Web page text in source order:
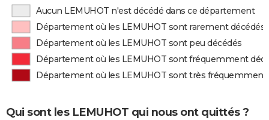
Aucun LEMUHOT n'est décédé dans ce département
Département où les LEMUHOT sont rarement décédés
Département où les LEMUHOT sont peu décédés
Département où les LEMUHOT sont fréquemment
Département où les LEMUHOT sont très fréquemment
Qui sont les LEMUHOT qui nous ont quittés ?